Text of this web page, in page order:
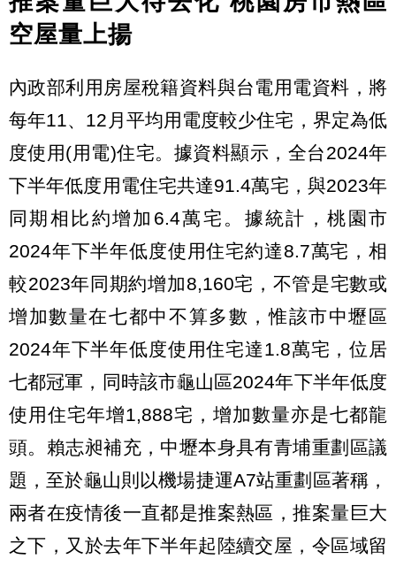
空屋量上揚
內政部利用房屋稅籍資料與台電用電資料，將
每年11、12月平均用電度較少住宅，界定為低
度使用(用電)住宅。據資料顯示，全台2024年
下半年低度用電住宅共達91.4萬宅，與2023年
同期相比約增加6.4萬宅。據統計，桃園市
2024年下半年低度使用住宅約達8.7萬宅，相
較2023年同期約增加8,160宅，不管是宅數或
增加數量在七都中不算多數，惟該市中壢區
2024年下半年低度使用住宅達1.8萬宅，位居
七都冠軍，同時該市龜山區2024年下半年低度
使用住宅年增1,888宅，增加數量亦是七都龍
頭。賴志昶補充，中壢本身具有青埔重劃區議
題，至於龜山則以機場捷運A7站重劃區著稱，
兩者在疫情後一直都是推案熱區，推案量巨大
之下，又於去年下半年起陸續交屋，令區域留